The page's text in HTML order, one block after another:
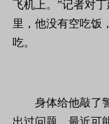
飞机上。”记者对
里，他没有空吃饭
吃。
身体给他敲了警
出过问题，最近可